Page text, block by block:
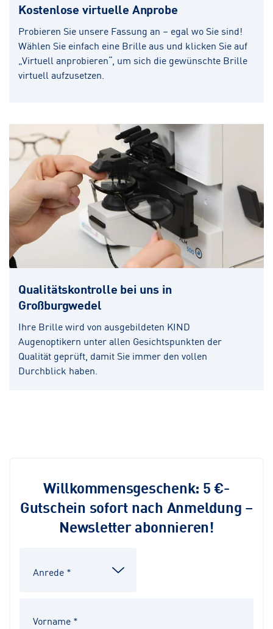
Kostenlose virtuelle Anprobe
Probieren Sie unsere Fassung an – egal wo Sie sind!
Wählen Sie einfach eine Brille aus und klicken Sie auf
„Virtuell anprobieren“, um sich die gewünschte Brille
virtuell aufzusetzen.
Qualitätskontrolle bei uns in
Großburgwedel
Ihre Brille wird von ausgebildeten KIND
Augenoptikern unter allen Gesichtspunkten der
Qualität geprüft, damit Sie immer den vollen
Durchblick haben.
Willkommensgeschenk: 5 €-
Gutschein sofort nach Anmeldung –
Newsletter abonnieren!